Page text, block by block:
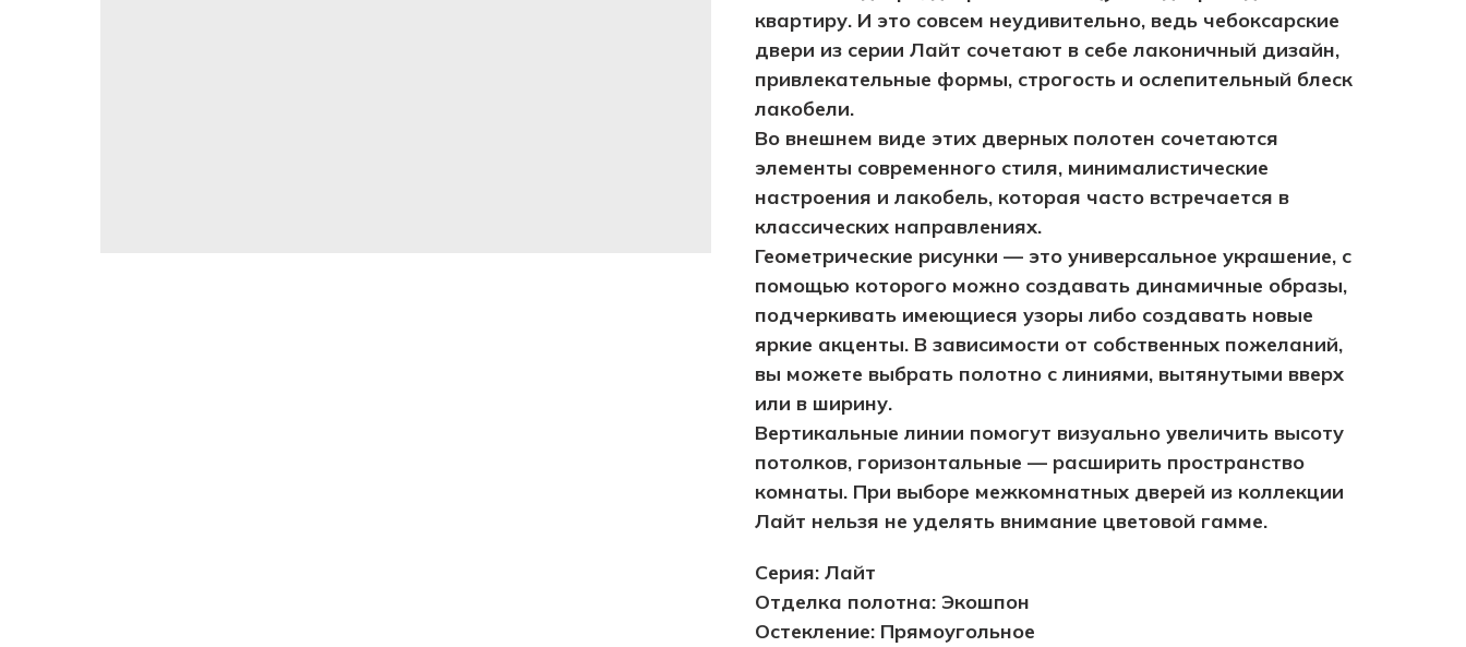
квартиру. И это совсем неудивительно, ведь чебоксарские
двери из серии Лайт сочетают в себе лаконичный дизайн,
привлекательные формы, строгость и ослепительный блеск
лакобели.
Во внешнем виде этих дверных полотен сочетаются
элементы современного стиля, минималистические
настроения и лакобель, которая часто встречается в
классических направлениях.
Геометрические рисунки — это универсальное украшение, с
помощью которого можно создавать динамичные образы,
подчеркивать имеющиеся узоры либо создавать новые
яркие акценты. В зависимости от собственных пожеланий,
вы можете выбрать полотно с линиями, вытянутыми вверх
или в ширину.
Вертикальные линии помогут визуально увеличить высоту
потолков, горизонтальные — расширить пространство
комнаты. При выборе межкомнатных дверей из коллекции
Лайт нельзя не уделять внимание цветовой гамме.
Серия: Лайт
Отделка полотна: Экошпон
Остекление: Прямоугольное